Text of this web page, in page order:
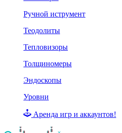
Ручной иструмент
Теодолиты
Тепловизоры
Толщиномеры
Эндоскопы
Уровни
Аренда игр и аккаунтов!